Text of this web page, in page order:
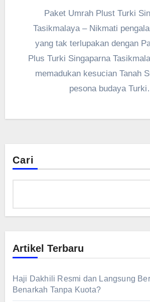
Paket Umrah Plust Turki Singaparna
Tasikmalaya – Nikmati
yang tak terlupakan dengan
Plus Turki Singaparna
memadukan kesucian Tanah
pesona budaya
Cari
Artikel Terbaru
Haji Dakhili Resmi dan Langsung
Benarkah Tanpa Kuota?